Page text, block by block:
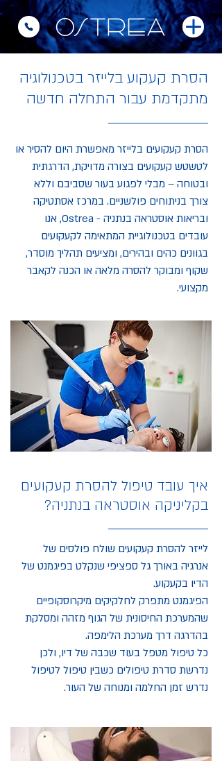
הסרת קעקוע בלייזר בטכנולוגיה
מתקדמת עבור התחלה חדשה
הסרת קעקועים בלייזר מאפשרת היום להסיר או
לטשטש קעקועים בצורה מדויקת, הדרגתית
ובטוחה – מבלי לפגוע בעור שסביבם וללא
צורך בניתוחים פולשניים. במרכז אסתטיקה
ובריאות אוסטראה בנתניה - Ostrea, אנו
עובדים בטכנולוגיית המתאימה לקעקועים
בגוונים כהים ובהירים, ומציעים תהליך מוסדר,
שקוף ומבוקר להסרה מלאה או הכנה לקאבר
מקצועי.
איך עובד טיפול להסרת קעקועים
בקליניקה אוסטראה בנתניה?
לייזר להסרת קעקועים שולח פולסים של
אנרגיה באורך גל ספציפי שנקלט בפיגמנט של
הדיו בקעקוע.
הפיגמנט מתפרק לחלקיקים מיקרוסקופיים
שהמערכת החיסונית של הגוף מזהה ומסלקת
בהדרגה דרך מערכת הלימפה.
כל טיפול מטפל בעוד שכבה של דיו, ולכן
נדרשת סדרת טיפולים כשבין טיפול לטיפול
נדרש זמן החלמה ומנוחה של העור.